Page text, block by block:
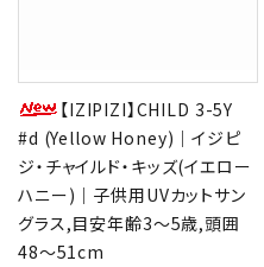
【IZIPIZI】CHILD 3-5Y
#d (Yellow Honey)｜イジピ
ジ・チャイルド・キッズ(イエロー
ハニー)｜子供用UVカットサン
グラス,目安年齢3～5歳,頭囲
48～51cm